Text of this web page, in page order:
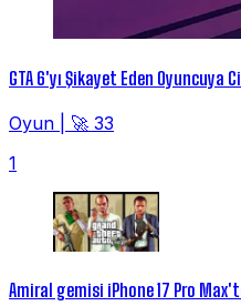
GTA 6'yı Şikayet Eden Oyuncuya
Oyun
🚀 33
1
Amiral gemisi iPhone 17 Pro